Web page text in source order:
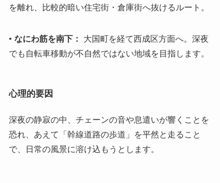
を離れ、比較的暗い住宅街・倉庫街へ抜けるルート。
• なにわ筋を南下：
大国町を経て西成区方面へ。深夜
でも自転車移動が不自然ではない地域を目指します。
心理的要因
深夜の静寂の中、チェーンの音や息遣いが響くことを
恐れ、あえて「幹線道路の歩道」を平然と走ること
で、日常の風景に溶け込もうとします。